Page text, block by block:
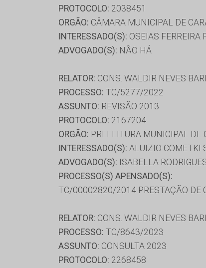
PROTOCOLO: 2038451
ORGÃO: CÂMARA MUNICIPAL DE
INTERESSADO(S): OSEIAS FERREIRA
ADVOGADO(S): NÃO HÁ
RELATOR: CONS. WALDIR NEVES
PROCESSO: TC/5277/2022
ASSUNTO: REVISÃO 2013
PROTOCOLO: 2167204
ORGÃO: PREFEITURA MUNICIPAL DE
INTERESSADO(S): ALUIZIO COMETKI
ADVOGADO(S): ISABELLA
PROCESSO(S) APENSADO(S):
TC/00002820/2014 PRESTAÇÃO DE
RELATOR: CONS. WALDIR NEVES
PROCESSO: TC/8643/2023
ASSUNTO: CONSULTA 2023
PROTOCOLO: 2268458